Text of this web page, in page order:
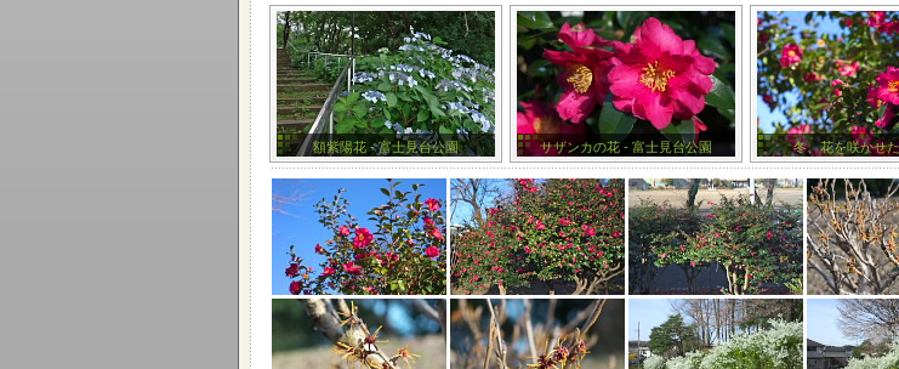
額紫陽花 - 富士見台公園 サザンカの花 - 富士見台公園 冬、花を咲かせ